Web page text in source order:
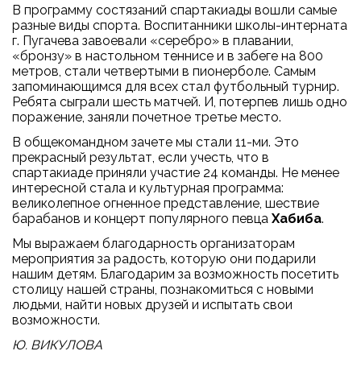
В программу состязаний спартакиады вошли самые
разные виды спорта. Воспитанники школы-интерната
г. Пугачева завоевали «серебро» в плавании,
«бронзу» в настольном теннисе и в забеге на 800
метров, стали четвертыми в пионерболе. Самым
запоминающимся для всех стал футбольный турнир.
Ребята сыграли шесть матчей. И, потерпев лишь одно
поражение, заняли почетное третье место.
В общекомандном зачете мы стали 11-ми. Это
прекрасный результат, если учесть, что в
спартакиаде приняли участие 24 команды. Не менее
интересной стала и культурная программа:
великолепное огненное представление, шествие
барабанов и концерт популярного певца Хабиба.
Мы выражаем благодарность организаторам
мероприятия за радость, которую они подарили
нашим детям. Благодарим за возможность посетить
столицу нашей страны, познакомиться с новыми
людьми, найти новых друзей и испытать свои
возможности.
Ю. ВИКУЛОВА